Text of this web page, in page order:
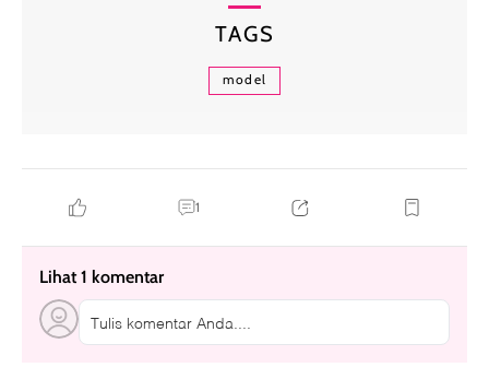
TAGS
model
1
Lihat 1 komentar
Tulis komentar Anda....